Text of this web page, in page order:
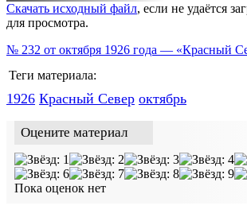
Скачать исходный файл, если не удаётся
для просмотра.
№ 232 от октября 1926 года — «Красный
Теги материала:
1926 Красный Cевер октябрь
Оцените материал
Пока оценок нет